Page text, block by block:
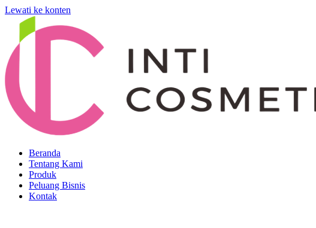
Lewati ke konten
Beranda
Tentang Kami
Produk
Peluang Bisnis
Kontak